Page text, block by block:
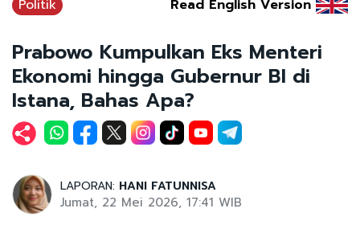
Politik Read English Version
Prabowo Kumpulkan Eks Menteri
Ekonomi hingga Gubernur BI di
Istana, Bahas Apa?
LAPORAN: HANI FATUNNISA
Jumat, 22 Mei 2026, 17:41 WIB